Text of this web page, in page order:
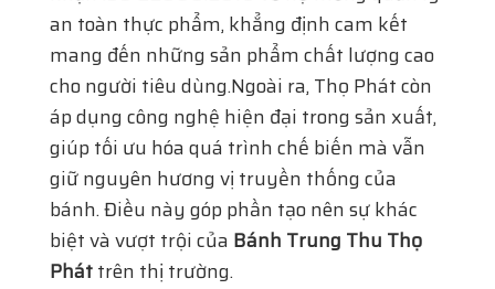
an toàn thực phẩm, khẳng định cam kết
mang đến những sản phẩm chất lượng cao
cho người tiêu dùng.Ngoài ra, Thọ Phát còn
áp dụng công nghệ hiện đại trong sản xuất,
giúp tối ưu hóa quá trình chế biến mà vẫn
giữ nguyên hương vị truyền thống của
bánh. Điều này góp phần tạo nên sự khác
biệt và vượt trội của Bánh Trung Thu Thọ
Pháttrên thị trường.